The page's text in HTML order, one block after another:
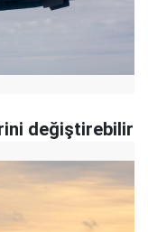
değiştirebilir